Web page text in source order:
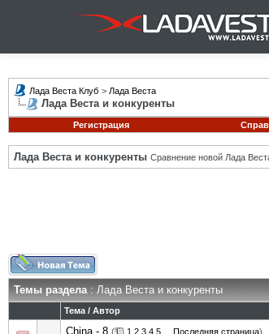
Лада Веста Клуб > Лада Веста
Лада Веста и конкуренты
Регистрация
Лада Веста и конкуренты Сравнение новой Лада
Темы раздела: Лада Веста и конкуренты
Тема / Автор
China - 8 ( 1 2 3 4 5 Последняя страница)